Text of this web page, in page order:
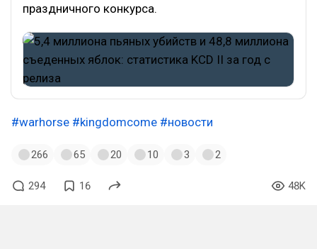
праздничного конкурса.
#warhorse #kingdomcome #новости
266 65 20 10 3 2
294 16 48K